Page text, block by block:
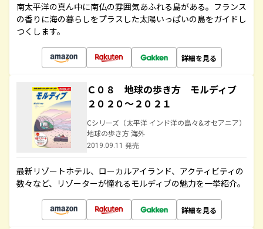
南太平洋の真ん中に南仏の雰囲気あふれる島がある。フランス
の香りに海の暮らしをプラスした太陽いっぱいの島をガイドし
つくします。
詳細を見る
Ｃ０８ 地球の歩き方 モルディブ
２０２０～２０２１
Cシリーズ（太平洋 インド洋の島々&オセアニア）
地球の歩き方 海外
2019.09.11 発売
最新リゾートホテル、ローカルアイランド、アクティビティの
数々など、リゾーターが憧れるモルディブの魅力を一挙紹介。
詳細を見る